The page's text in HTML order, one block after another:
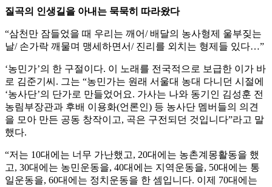
질곡의 인생길을 아내는 묵묵히 따라왔다
“삼천만 잠들었을 때 우리는 깨어/ 배달의 농사형제 울부짖는
날/ 손가락 깨물며 맹세하면서/ 진리를 외치는 형제들 있다…”
‘농민가’의 한 구절이다. 이 노래를 전국적으로 보급한 이가 바
로 김준기씨. 그는 “농민가는 원래 서울대 농대 다니던 시절에
‘농사단’의 단가로 만들었어요. 가사는 나와 동기인 김성훈 전
농림부장관과 후배 이용화(언론인) 등 농사단 멤버들의 의견
을 모아 만든 공동 창작이고, 곡은 구전되던 것입니다”라고 말
했다.
“저는 10대에는 너무 가난했고, 20대에는 농촌계몽활동을 했
고, 30대에는 농민운동을, 40대에는 지역운동을, 50대에는 통
일운동을, 60대에는 정치운동을 한 셈입니다. 이제 70대에는